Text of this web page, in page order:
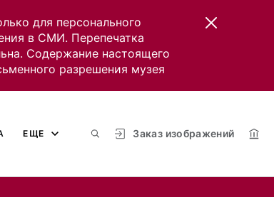
для персонального
в СМИ. Перепечатка
Содержание настоящего
разрешения музея
Заказ изображений
ЕЩЕ